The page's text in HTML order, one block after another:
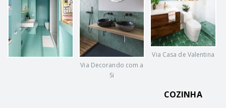
Via Decorando com a
Si
Via Casa de Valentina
COZINHA